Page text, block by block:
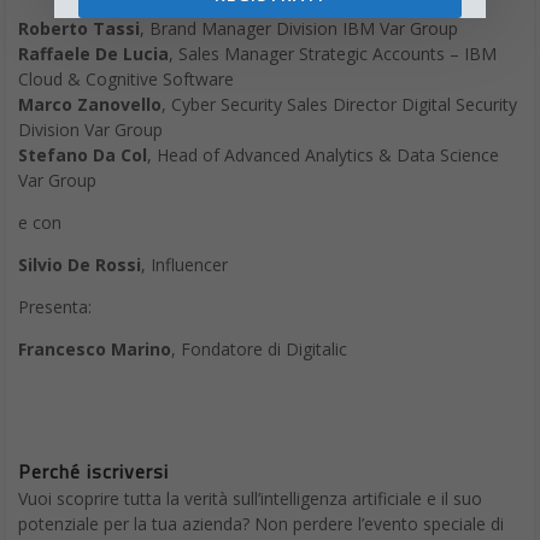
Roberto Tassi, Brand Manager Division IBM Var Group
Raffaele De Lucia, Sales Manager Strategic Accounts – IBM
Cloud & Cognitive Software
Marco Zanovello, Cyber Security Sales Director Digital Security
Division Var Group
Stefano Da Col, Head of Advanced Analytics & Data Science
Var Group
e con
Silvio De Rossi, Influencer
Presenta:
Francesco Marino, Fondatore di Digitalic
Perché iscriversi
Vuoi scoprire tutta la verità sull’intelligenza artificiale e il suo
potenziale per la tua azienda? Non perdere l’evento speciale di